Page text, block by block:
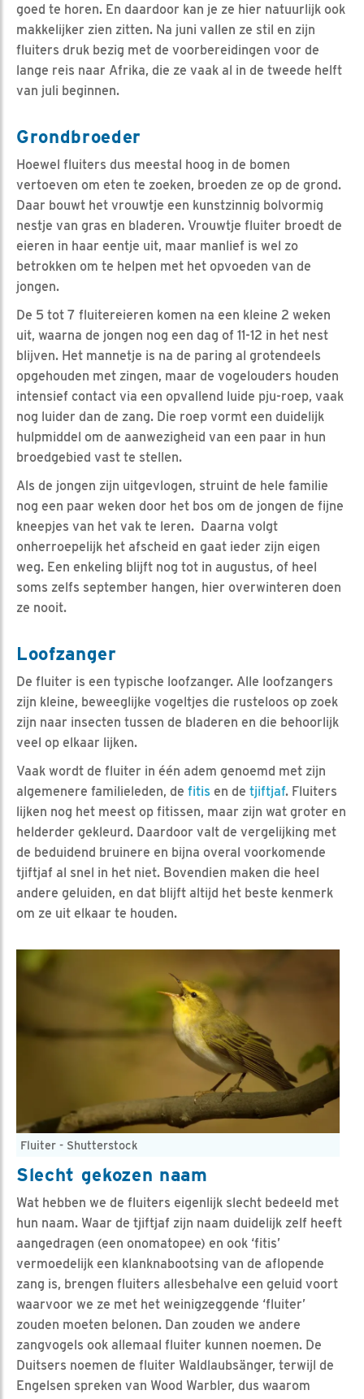
goed te horen. En daardoor kan je ze hier natuurlijk ook
makkelijker zien zitten. Na juni vallen ze stil en zijn
fluiters druk bezig met de voorbereidingen voor de
lange reis naar Afrika, die ze vaak al in de tweede helft
van juli beginnen.
Grondbroeder
Hoewel fluiters dus meestal hoog in de bomen
vertoeven om eten te zoeken, broeden ze op de grond.
Daar bouwt het vrouwtje een kunstzinnig bolvormig
nestje van gras en bladeren. Vrouwtje fluiter broedt de
eieren in haar eentje uit, maar manlief is wel zo
betrokken om te helpen met het opvoeden van de
jongen.
De 5 tot 7 fluitereieren komen na een kleine 2 weken
uit, waarna de jongen nog een dag of 11-12 in het nest
blijven. Het mannetje is na de paring al grotendeels
opgehouden met zingen, maar de vogelouders houden
intensief contact via een opvallend luide pju-roep, vaak
nog luider dan de zang. Die roep vormt een duidelijk
hulpmiddel om de aanwezigheid van een paar in hun
broedgebied vast te stellen.
Als de jongen zijn uitgevlogen, struint de hele familie
nog een paar weken door het bos om de jongen de fijne
kneepjes van het vak te leren. Daarna volgt
onherroepelijk het afscheid en gaat ieder zijn eigen
weg. Een enkeling blijft nog tot in augustus, of heel
soms zelfs september hangen, hier overwinteren doen
ze nooit.
Loofzanger
De fluiter is een typische loofzanger. Alle loofzangers
zijn kleine, beweeglijke vogeltjes die rusteloos op zoek
zijn naar insecten tussen de bladeren en die behoorlijk
veel op elkaar lijken.
Vaak wordt de fluiter in één adem genoemd met zijn
algemenere familieleden, de fitis en de tjiftjaf. Fluiters
lijken nog het meest op fitissen, maar zijn wat groter en
helderder gekleurd. Daardoor valt de vergelijking met
de beduidend bruinere en bijna overal voorkomende
tjiftjaf al snel in het niet. Bovendien maken die heel
andere geluiden, en dat blijft altijd het beste kenmerk
om ze uit elkaar te houden.
Fluiter - Shutterstock
Slecht gekozen naam
Wat hebben we de fluiters eigenlijk slecht bedeeld met
hun naam. Waar de tjiftjaf zijn naam duidelijk zelf heeft
aangedragen (een onomatopee) en ook ‘fitis’
vermoedelijk een klanknabootsing van de aflopende
zang is, brengen fluiters allesbehalve een geluid voort
waarvoor we ze met het weinigzeggende ‘fluiter’
zouden moeten belonen. Dan zouden we andere
zangvogels ook allemaal fluiter kunnen noemen. De
Duitsers noemen de fluiter Waldlaubsänger, terwijl de
Engelsen spreken van Wood Warbler, dus waarom